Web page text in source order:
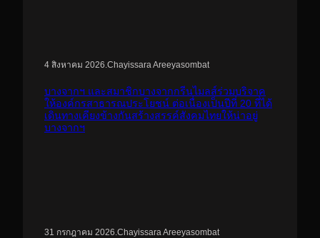
4 สิงหาคม 2026 Chayissara Areeyasombat
บางจากฯ และสมาชิกบางจากกรีนไมลส์ร่วมบริจาค
ให้องค์กรสาธารณประโยชน์ ต่อเนื่องเป็นปีที่ 20 ที่ได้
เดินทางเคียงข้างกันสร้างสรรค์สังคมไทยให้น่าอยู่
บางจากฯ
31 กรกฎาคม 2026.Chayissara Areeyasombat